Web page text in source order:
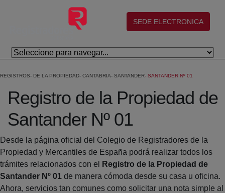
Eduki nagusira joan
(abre en nueva ventana)
SEDE ELECTRONICA
REGISTROS DE LA PROPIEDAD CANTABRIA SANTANDER SANTANDER Nº 01
Registro de la Propiedad de
Santander Nº 01
Desde la página oficial del Colegio de Registradores de la
Propiedad y Mercantiles de España podrá realizar todos los
trámites relacionados con el
Registro de la Propiedad de
Santander Nº 01 de manera cómoda desde su casa u oficina.
Ahora, servicios tan comunes como solicitar una nota simple al